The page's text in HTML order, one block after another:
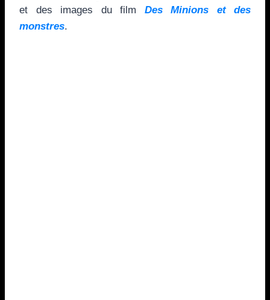
et des images du film Des Minions et des
monstres.